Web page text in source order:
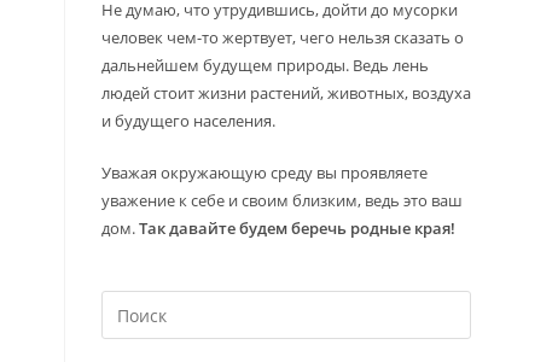
Не думаю, что утрудившись, дойти до мусорки
человек чем-то жертвует, чего нельзя сказать о
дальнейшем будущем природы. Ведь лень
людей стоит жизни растений, животных, воздуха
и будущего населения.
Уважая окружающую среду вы проявляете
уважение к себе и своим близким, ведь это ваш
дом.Так давайте будем беречь родные края!
клавишу